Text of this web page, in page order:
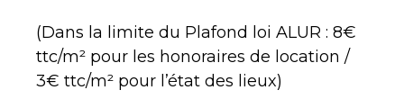
(Dans la limite du Plafond loi ALUR : 8€
ttc/m² pour les honoraires de location /
3€ ttc/m² pour l’état des lieux)